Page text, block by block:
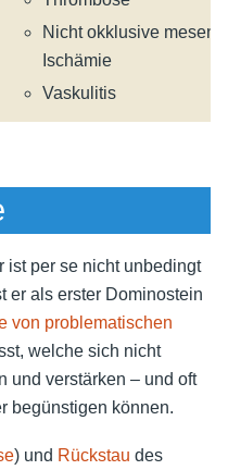
Nicht okklusive
Ischämie
Vaskulitis
ist per se nicht unbedingt
er als erster Dominostein
von problematischen
welche sich nicht
und verstärken – und oft
begünstigen können.
) und Rückstau des